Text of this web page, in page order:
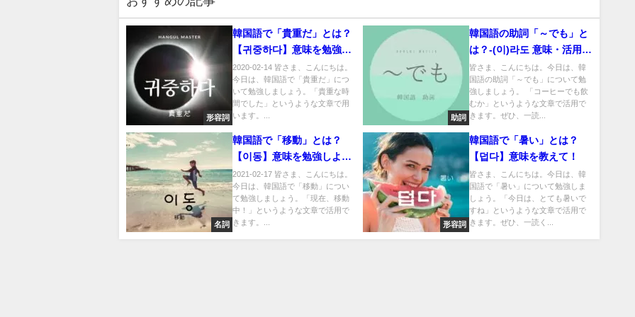
形容詞
韓国語で「貴重だ」とは？
【귀중하다】意味を勉強し
よう！
2020-02-14 皆さま、こんにちは。
今日は、韓国語で「貴重だ」につ
いて勉強しましょう。「貴重な時
間でした」というような文章で用
います。...
助詞
韓国語の助詞「～でも」と
は？-(이)라도 意味・活用方
法
皆さま、こんにちは。今日は、韓
国語の助詞「～でも」について勉
強しましょう。 「コーヒーでも飲
むか」というような文章で活用で
きます。ぜひ、一読...
名詞
韓国語で「移動」とは？
【이동】意味を勉強しよ
う！
2021-02-17 皆さま、こんにちは。
今日は、韓国語で「移動」につい
て勉強しましょう。「現在、移動
中！」というような文章で活用で
きます。...
形容詞
韓国語で「暑い」とは？
【덥다】意味を教えて！
皆さま、こんにちは。今日は、韓
国語で「暑い」について勉強しま
しょう。「今日は、とても暑いで
すね」というような文章で活用で
きます。ぜひ、一読く...